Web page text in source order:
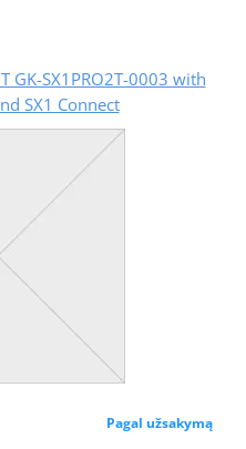
GK-SX1PRO2T-0003 with
SX1 Connect
Pagal užsakymą